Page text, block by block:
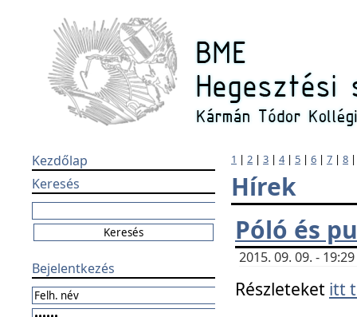
Kezdőlap
Keresés
Bejelentkezés
1 | 2 | 3 | 4| 5 | 6 | 7 | 8
Hírek
Póló és
2015. 09. 09. -
Részleteket itt